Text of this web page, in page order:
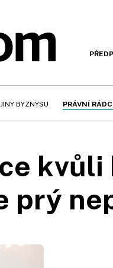
BYZNYSU PRÁVNÍ
kvůli
prý